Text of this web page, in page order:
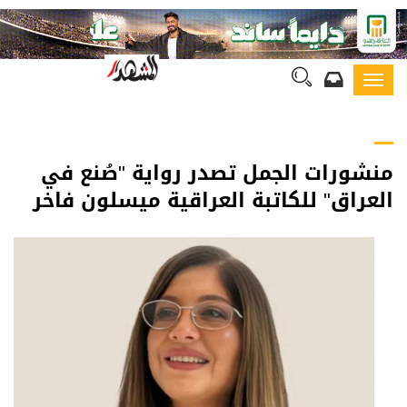
منشورات الجمل تصدر رواية "صُنع في
العراق" للكاتبة العراقية ميسلون فاخر